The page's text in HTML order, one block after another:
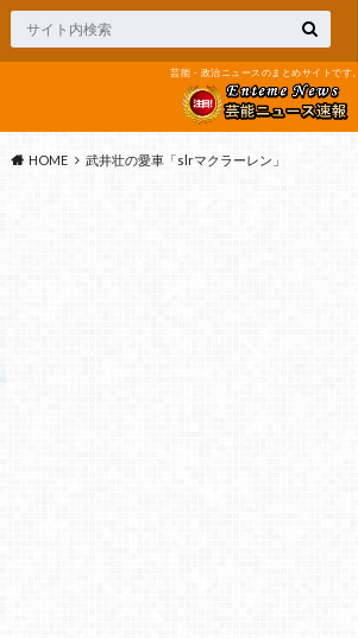
芸能・政治ニュースのまとめサイトです。
HOME 武井壮の愛車「slrマクラーレン」